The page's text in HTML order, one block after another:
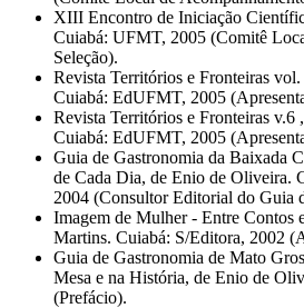
XIII Encontro de Iniciação
Cuiabá: UFMT, 2005 (Comitê
Seleção).
Revista Territórios e Fronteiras
Cuiabá: EdUFMT, 2005
Revista Territórios e Fronteiras v.6
Cuiabá: EdUFMT, 2005
Guia de Gastronomia da Baixada
de Cada Dia, de Enio de Oliveira.
2004 (Consultor Editorial do Guia
Imagem de Mulher - Entre Contos
Martins. Cuiabá: S/Editora, 2002
Guia de Gastronomia de Mato
Mesa e na História, de Enio de
(Prefácio).